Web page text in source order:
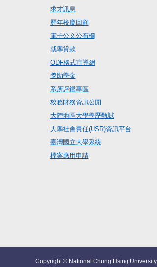
求才訊息
歷年校慶回顧
電子公文公布欄
就學貸款
ODF格式宣導網
獎助學金
系所評鑑專區
校務財務資訊公開
大陸地區大學學歷甄試
大學社會責任(USR)資訊平台
臺灣國立大學系統
檔案應用申請
Copyright © National Chung Hsing University